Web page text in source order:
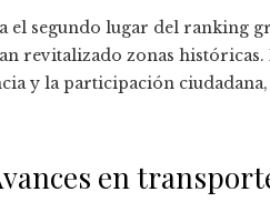
el segundo lugar del ranking
revitalizado zonas
y la participación
en